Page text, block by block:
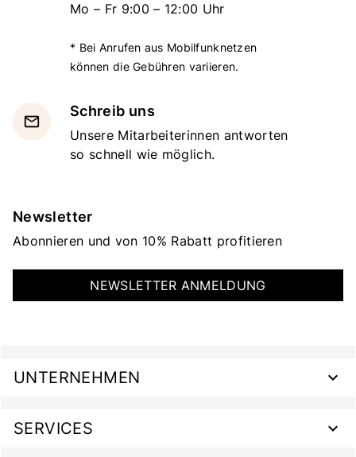
Mo – Fr 9:00 – 12:00 Uhr
* Bei Anrufen aus Mobilfunknetzen
können die Gebühren variieren.
email
Schreib uns
Unsere Mitarbeiterinnen antworten
so schnell wie möglich.
Newsletter
Abonnieren und von 10% Rabatt profitieren
NEWSLETTER ANMELDUNG
UNTERNEHMEN
SERVICES